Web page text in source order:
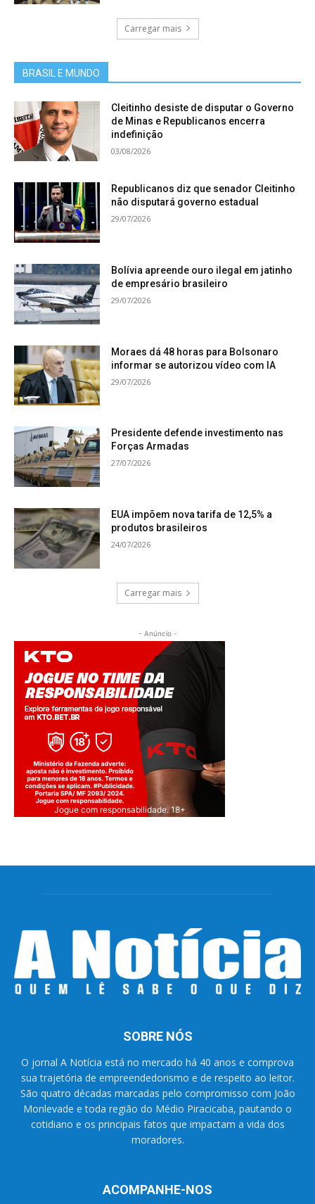
Carregar mais
BRASIL E MUNDO
Cleitinho desiste de disputar o Governo
de Minas e Republicanos encerra
indefinição
03/08/2026
Republicanos diz que senador Cleitinho
não disputará governo estadual
29/07/2026
Bolívia apreende ouro ilegal em jatinho
de empresário brasileiro
29/07/2026
Moraes dá 48 horas para Bolsonaro
informar se autorizou vídeo com IA
29/07/2026
Presidente defende investimento nas
Forças Armadas
27/07/2026
EUA impõem nova tarifa de 12,5% a
produtos brasileiros
24/07/2026
Carregar mais
- Anúncio -
Jogue com responsabilidade. 18+
SOBRE NÓS
O jornal A Notícia está no mercado há 40 anos e comprova
sua trajetória de empreendedorismo e de respeito ao leitor.
São quatro décadas marcadas pelo compromisso com João
Monlevade e toda região do Médio Piracicaba, pautando o
cotidiano e os principais fatos que impactam a vida dos
moradores.
ACOMPANHE-NOS